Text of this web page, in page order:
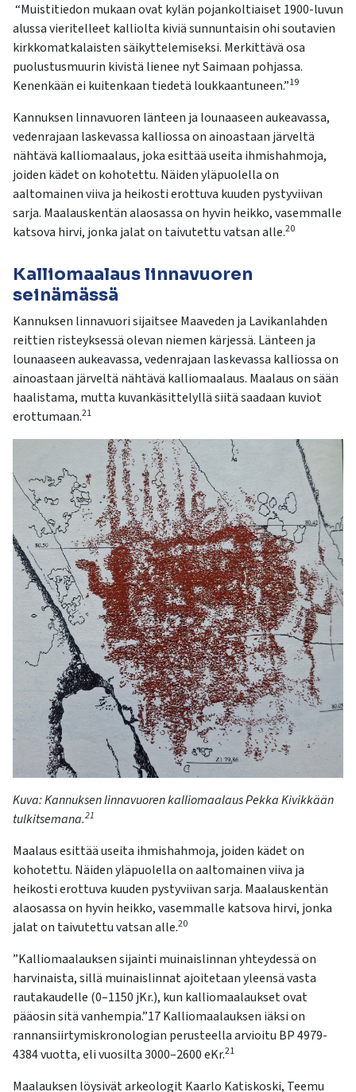
“Muistitiedon mukaan ovat kylän pojankoltiaiset 1900-luvun
alussa vieritelleet kalliolta kiviä sunnuntaisin ohi soutavien
kirkkomatkalaisten säikyttelemiseksi. Merkittävä osa
puolustusmuurin kivistä lienee nyt Saimaan pohjassa.
Kenenkään ei kuitenkaan tiedetä loukkaantuneen.”19
Kannuksen linnavuoren länteen ja lounaaseen aukeavassa,
vedenrajaan laskevassa kalliossa on ainoastaan järveltä
nähtävä kalliomaalaus, joka esittää useita ihmishahmoja,
joiden kädet on kohotettu. Näiden yläpuolella on
aaltomainen viiva ja heikosti erottuva kuuden pystyviivan
sarja. Maalauskentän alaosassa on hyvin heikko, vasemmalle
katsova hirvi, jonka jalat on taivutettu vatsan alle.20
Kalliomaalaus linnavuoren
seinämässä
Kannuksen linnavuori sijaitsee Maaveden ja Lavikanlahden
reittien risteyksessä olevan niemen kärjessä. Länteen ja
lounaaseen aukeavassa, vedenrajaan laskevassa kalliossa on
ainoastaan järveltä nähtävä kalliomaalaus. Maalaus on sään
haalistama, mutta kuvankäsittelyllä siitä saadaan kuviot
erottumaan.21
Kuva:Kannuksenlinnavuoren kalliomaalausPekkaKivikkään
tulkitsemana.21
Maalaus esittää useita ihmishahmoja, joiden kädet on
kohotettu. Näiden yläpuolella on aaltomainen viiva ja
heikosti erottuva kuuden pystyviivan sarja. Maalauskentän
alaosassa on hyvin heikko, vasemmalle katsova hirvi, jonka
jalat on taivutettu vatsan alle.20
”Kalliomaalauksen sijainti muinaislinnan yhteydessä on
harvinaista, sillä muinaislinnat ajoitetaan yleensä vasta
rautakaudelle (0–1150 jKr.), kun kalliomaalaukset ovat
pääosin sitä vanhempia.”17 Kalliomaalauksen iäksi on
rannansiirtymiskronologian perusteella arvioitu BP 4979-
4384 vuotta, eli vuosilta 3000–2600 eKr.21
Maalauksen löysivät arkeologit Kaarlo Katiskoski, Teemu